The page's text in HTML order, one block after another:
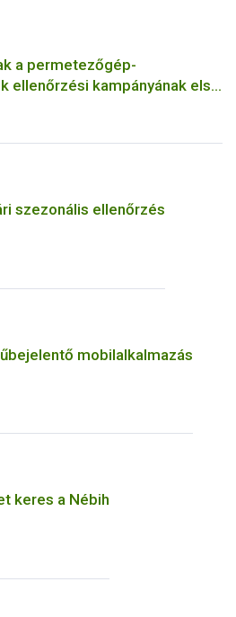
a permetezőgép-
ellenőrzési kampányának első
szezonális ellenőrzés
mobilalkalmazás
keres a Nébih